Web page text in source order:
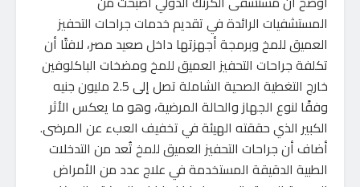
المستشفيات الرائدة في تقديم خدمات جراحات التحفيز
العميق للمخ وبرمجة أجهزتها داخل صعيد مصر، لافتًا أن
تكلفة جراحات التحفيز العميق للمخ ومضخات الباكلوفين
خارج التغطية الصحية الشاملة تصل إلى 2.5 مليون جنيه
وفقًا لنوع الجهاز والحالة المرضية، وهو ما يعكس الأثر
الكبير الذي حققته الهيئة في تخفيف العبء عن المرضى.
أضاف أن جراحات التحفيز العميق للمخ تُعد من التدخلات
الطبية الدقيقة المستخدمة في علاج عدد من الأمراض